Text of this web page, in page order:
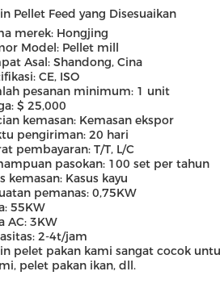
Pellet Feed yang Disesuaikan
merek: Hongjing
Model: Pellet mill
Asal: Shandong, Cina
CE, ISO
pesanan minimum: 1 unit
$ 25,000
kemasan: Kemasan ekspor
pengiriman: 20 hari
pembayaran: T/T, L/C
pasokan: 100 set per tahun
kemasan: Kasus kayu
pemanas: 0,75KW
55KW
AC: 3KW
2-4t/jam
pelet pakan kami sangat cocok
pelet pakan ikan, dll.